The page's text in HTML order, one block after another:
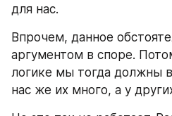
для нас.
Впрочем, данное
аргументом в споре.
логике мы тогда должны
нас же их много, а у